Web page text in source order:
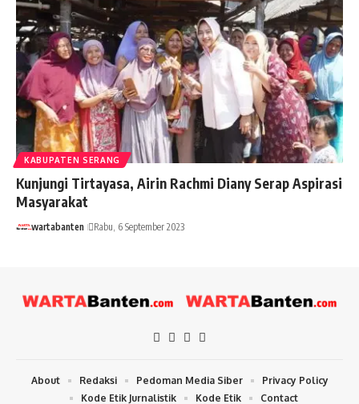
KABUPATEN SERANG
Kunjungi Tirtayasa, Airin Rachmi Diany Serap Aspirasi
Masyarakat
wartabanten Rabu, 6 September 2023
About Redaksi Pedoman Media Siber
Privacy Policy
Kode Etik Jurnalistik
Kode Etik Contact